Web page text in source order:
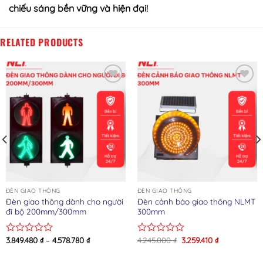
chiếu sáng bền vững và hiện đại!
RELATED PRODUCTS
Add to wishlist
ĐÈN GIAO THÔNG
Đèn giao thông dành cho người
đi bộ 200mm/300mm
Rated
3.849.480 ₫– 4.578.780 ₫
Add to wishlist
ĐÈN GIAO THÔNG
Đèn cảnh báo giao thông NLMT
300mm
Rated
4.245.000₫ Original
price
3.259.410 ₫Current